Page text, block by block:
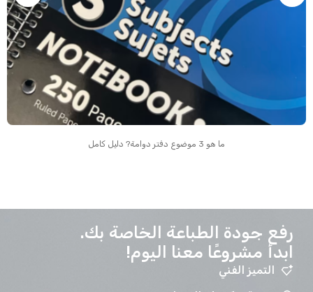
ما هو 3 موضوع دفتر دوامة? دليل كامل
رفع جودة الطباعة الخاصة بك.
ابدأ مشروعًا معنا اليوم!
التميز الفني